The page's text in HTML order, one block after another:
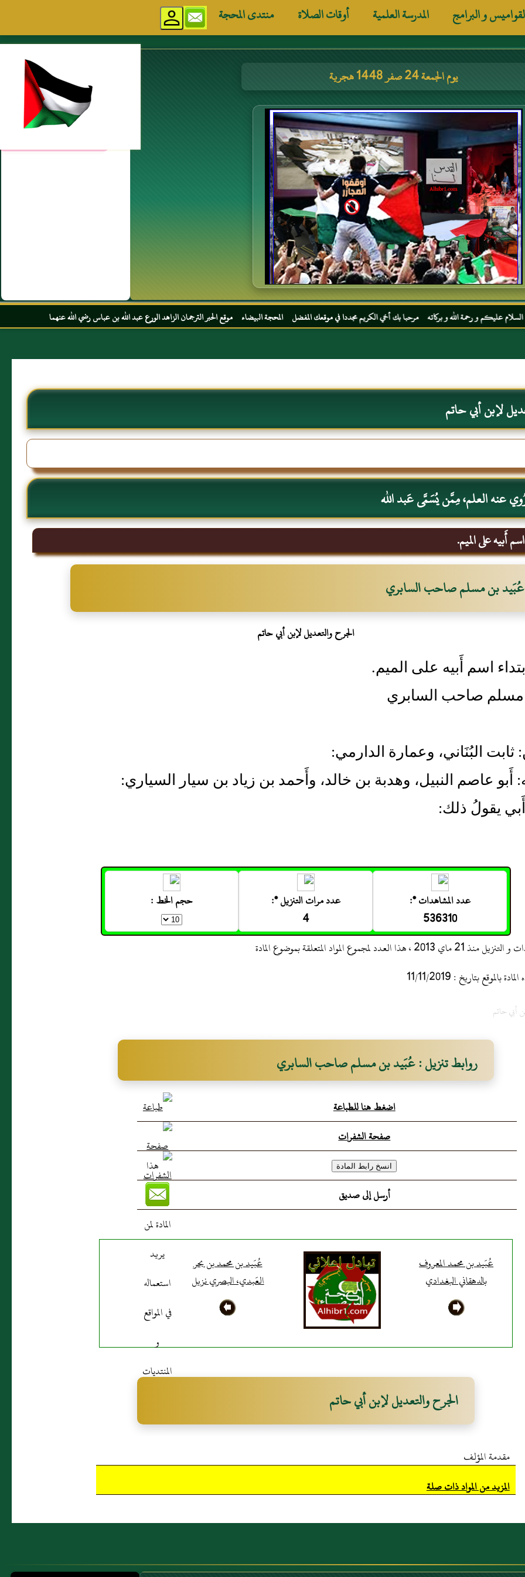
و البرامج المدرسة العلمية أوقات الصلاة منتدى المحجة
يوم الجمعة 24 صفر 1448 هجرية مواقع إسلامية
رحمة الله و بركاته مرحبا بك أخي الكريم مجددا في موقعك المفضل المحجة البيضاء موقع الحبر الترجمان الزاهد الورع عبد الله بن عباس رضي الله عنهما
لإبن أبي حاتم
عنه العلم، مِمَّن يُسَمَّى عَبد الله
أَبيه على الميم.
عُبَيد بن مسلم صاحب السابري
الجرح والتعديل لإبن أبي حاتم
اسم أَبيه على الميم.
مسلم صاحب السابري
البُنَاني، وعمارة الدارمي:
عاصم النبيل، وهدبة بن خالد، وأَحمد بن زياد بن سيار السياري:
يقولُ ذلك:
عدد المشاهدات *:
536310
عدد مرات التنزيل *:
4
حجم الخط :
العدد لمجموع المواد المتعلقة بموضوع المادة
بتاريخ : 11/11/2019
أبي حاتم
روابط تنزيل : عُبَيد بن مسلم صاحب السابري
اضغط هنا للطباعة
صفحة الشفرات
أرسل إلى صديق
عُبَيد بن محمد المعروف
بالدهقاني البغدادي
عُبَيد بن محمد بن بحر
العَبدي، البصري نزيل
حمص
الجرح والتعديل لإبن أبي حاتم
مقدمة المؤلف
المزيد من المواد ذات صلة